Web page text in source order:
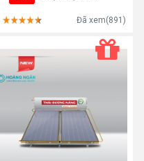
Đã xem(891)